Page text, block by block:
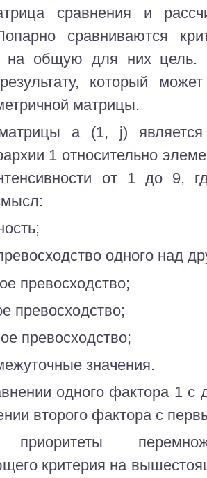
сравнения и
сравниваются
на общую для них цель.
который
матрицы.
а (1, j) является
1 относительно
от 1 до 9,
одного над
превосходство;
превосходство;
превосходство;
значения.
одного фактора 1 с
второго фактора с
приоритеты
критерия на